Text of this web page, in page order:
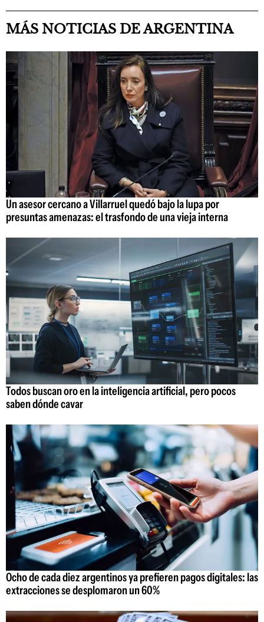
MÁS NOTICIAS DE ARGENTINA
Un asesor cercano a Villarruel quedó bajo la lupa por
presuntas amenazas: el trasfondo de una vieja interna
Todos buscan oro en la inteligencia artificial, pero pocos
saben dónde cavar
Ocho de cada diez argentinos ya prefieren pagos digitales: las
extracciones se desplomaron un 60%